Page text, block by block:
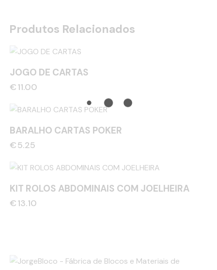
Produtos Relacionados
JOGO DE CARTAS
€11.00
BARALHO CARTAS POKER
€5.25
KIT ROLOS ABDOMINAIS COM JOELHEIRA
€13.10